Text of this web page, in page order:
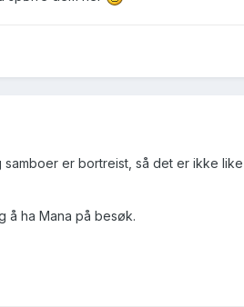
er bortreist, så det er ikke
å ha Mana på besøk.